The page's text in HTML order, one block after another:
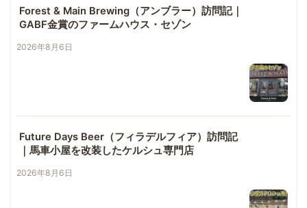
Forest & Main Brewing（アンブラー）訪問記｜
GABF金賞のファームハウス・セゾン
2026年8月6日
Future Days Beer（フィラデルフィア）訪問記
｜馬車小屋を改装したケルシュ専門店
2026年8月6日